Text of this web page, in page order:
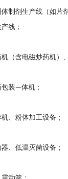
制剂生产线（如片
产线 ；
（含电磁炒药机）
装—体机 ；
、粉体加工设备 ；
、低温灭菌设备 ；